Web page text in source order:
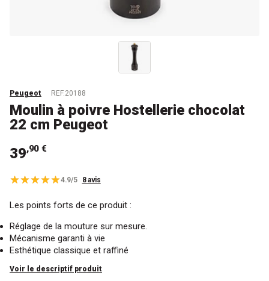
Peugeot REF.20188
Moulin à poivre Hostellerie chocolat
22 cm Peugeot
39,90 €
4.9/5 8 avis
Les points forts de ce produit :
Réglage de la mouture sur mesure.
Mécanisme garanti à vie
Esthétique classique et raffiné
Voir le descriptif produit